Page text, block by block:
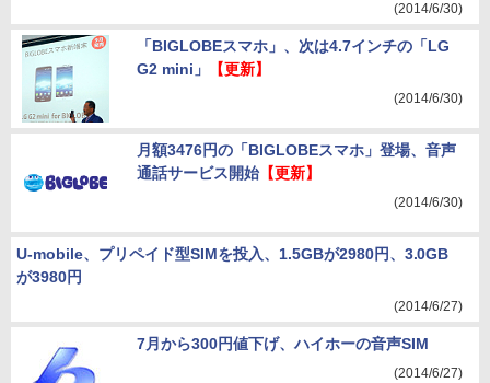
(2014/6/30)
「BIGLOBEスマホ」、次は4.7インチの「LG
G2 mini」
【更新】
(2014/6/30)
月額3476円の「BIGLOBEスマホ」登場、音声
通話サービス開始【更新】
(2014/6/30)
U-mobile、プリペイド型SIMを投入、1.5GBが2980円、3.0GB
が3980円
(2014/6/27)
7月から300円値下げ、ハイホーの音声SIM
(2014/6/27)